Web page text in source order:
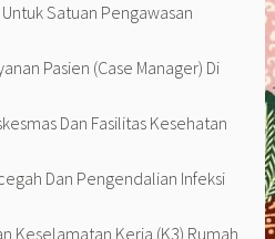
Satuan Pengawasan
Pasien (Case Manager) Di
Dan Fasilitas Kesehatan
Dan Pengendalian Infeksi
Keselamatan Kerja (K3) Rumah